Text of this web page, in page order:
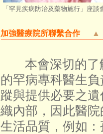
「罕見疾病防治及藥物施行」座談
加強醫療院所聯繫合作 ▲
本會深切的
的罕病專科醫生
蹤與提供必要之
織內部，因此醫
生活品質，例如